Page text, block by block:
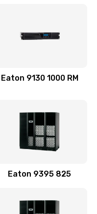
Eaton 9130 1000 RM
Eaton 9395 825